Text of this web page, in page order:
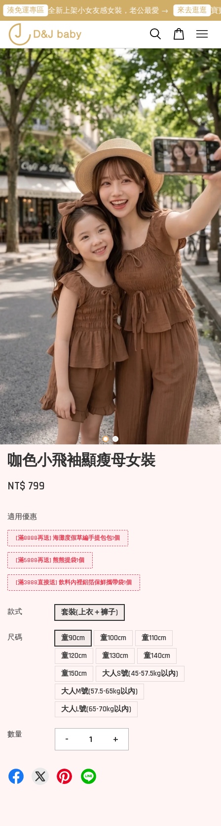
區 全新上架小女友感女裝，老公最愛 → 來去逛逛 寶寶的第一
咖色小飛袖顯瘦母女裝
NT$ 799
適用優惠
[滿8888再送] 海灘度假草編手提包包1個
[滿5888再送] 熊熊提袋1個
[滿3888直接送] 飲料內裡鋁箔保鮮攜帶袋1個
款式 套裝(上衣＋褲子)
尺碼 童90cm 童100cm
童110cm
童120cm
童130cm
童140cm
童150cm
大人S號(45-57.5kg以內)
大人M號(57.5-65kg以內)
大人L號(65-70kg以內)
數量 - +